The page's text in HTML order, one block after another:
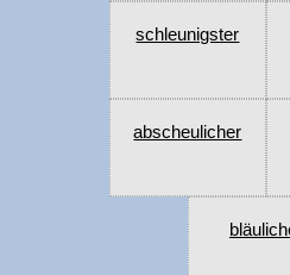
schleunigster
abscheulicher